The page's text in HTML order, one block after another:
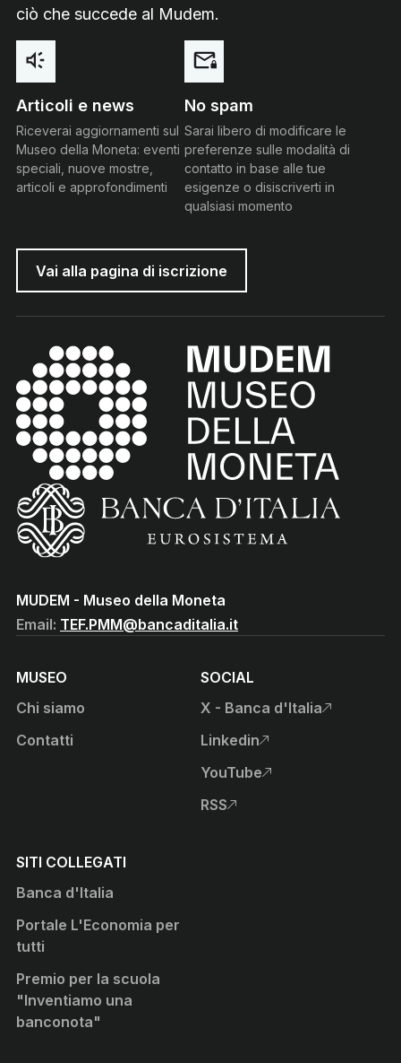
ciò che succede al Mudem.
Articoli e news
Riceverai aggiornamenti sul
Museo della Moneta: eventi
speciali, nuove mostre,
articoli e approfondimenti
No spam
Sarai libero di modificare le
preferenze sulle modalità di
contatto in base alle tue
esigenze o disiscriverti in
qualsiasi momento
Vai alla pagina di iscrizione
MUDEM - Museo della Moneta
(torna all'home page)
MUDEM - Museo della Moneta
Email: TEF.PMM@bancaditalia.it
MUSEO
Chi siamo
Contatti
SOCIAL
X - Banca d'Italia
, apre sito esterno in nuova
Linkedin
, apre sito esterno in nuova
YouTube
, apre sito esterno in nuova
RSS
, apre sito esterno in nuova
SITI COLLEGATI
Banca d'Italia
Portale L'Economia per
tutti
Premio per la scuola
"Inventiamo una
banconota"